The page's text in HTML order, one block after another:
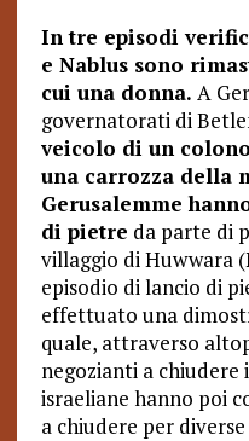
In tre episodi
e Nablus sono
cui una donna. A
governatorati di
veicolo di un
una carrozza della
Gerusalemme
di pietre da parte di
villaggio di Huwwara
episodio di lancio di
effettuato una
quale, attraverso
negozianti a chiudere
israeliane hanno poi
a chiudere per